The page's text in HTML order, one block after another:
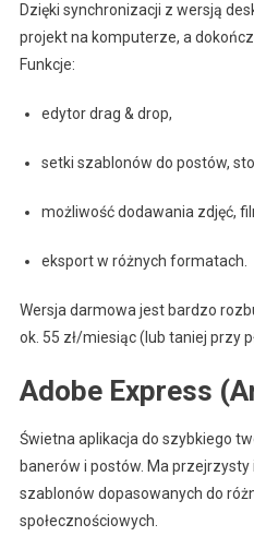
Dzięki synchronizacji z wersją
projekt na komputerze, a
Funkcje:
edytor drag & drop,
setki szablonów do postów,
możliwość dodawania zdjęć,
eksport w różnych formatach.
Wersja darmowa jest bardzo
ok. 55 zł/miesiąc (lub taniej przy
Adobe Express
Świetna aplikacja do szybkiego
banerów i postów. Ma
szablonów dopasowanych do
społecznościowych.